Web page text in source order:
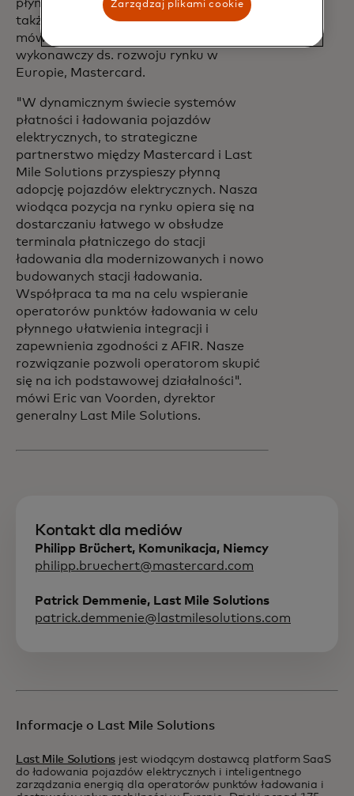
płynne, nie tylko dla konsumentów, ale
także dla operatorów infrastruktury".
mówi George Simon, wiceprezes
wykonawczy ds. rozwoju rynku w
Europie, Mastercard.
"W dynamicznym świecie systemów
płatności i ładowania pojazdów
elektrycznych, to strategiczne
partnerstwo między Mastercard i Last
Mile Solutions przyspieszy płynną
adopcję pojazdów elektrycznych. Nasza
wiodąca pozycja na rynku opiera się na
dostarczaniu łatwego w obsłudze
terminala płatniczego do stacji
ładowania dla modernizowanych i nowo
budowanych stacji ładowania.
Współpraca ta ma na celu wspieranie
operatorów punktów ładowania w celu
płynnego ułatwienia integracji i
zapewnienia zgodności z AFIR. Nasze
rozwiązanie pozwoli operatorom skupić
się na ich podstawowej działalności".
mówi Eric van Voorden, dyrektor
generalny Last Mile Solutions.
Kontakt dla mediów
Philipp Brüchert, Komunikacja, Niemcy
philipp.bruechert@mastercard.com
Patrick Demmenie, Last Mile Solutions
patrick.demmenie@lastmilesolutions.com
Informacje o Last Mile Solutions
Last Mile Solutionsjest wiodącym dostawcą platform SaaS
do ładowania pojazdów elektrycznych i inteligentnego
zarządzania energią dla operatorów punktów ładowania i
Zarządzaj plikami cookie